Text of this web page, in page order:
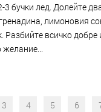
бучки лед. Долейте
лимоновия
Разбийте всичко добре
желание...
3 4 5 6